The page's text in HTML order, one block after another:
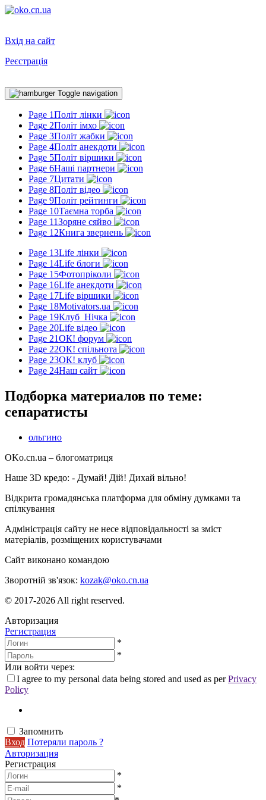
Вхід на сайт
Реєстрація
Toggle navigation
Page 1Політ лінки
Page 2Політ імхо
Page 3Політ жабки
Page 4Політ анекдоти
Page 5Політ віршики
Page 6Наші партнери
Page 7Цитати
Page 8Політ відео
Page 9Політ рейтинги
Page 10Таємна торба
Page 11Зоряне сяйво
Page 12Книга звернень
Page 13Life лінки
Page 14Life блоги
Page 15Фотопріколи
Page 16Life анекдоти
Page 17Life віршики
Page 18Motivators.ua
Page 19Клуб_Нічка
Page 20Life відео
Page 21ОК! форум
Page 22ОК! спільнота
Page 23ОК! клуб
Page 24Наш сайт
Подборка материалов по теме:
сепаратисты
ольгино
OKo.cn.ua – блогоматриця
Наше 3D кредо: - Думай! Дій! Дихай вільно!
Відкрита громадянська платформа для обміну думками та
спілкування
Адміністрація сайту не несе відповідальності за зміст
матеріалів, розміщених користувачами
Сайт виконано командою
Зворотній зв'язок: kozak@oko.cn.ua
© 2017-2026 All right reserved.
Авторизация
Регистрация
*
*
Или войти через:
I agree to my personal data being stored and used as perPrivacy
Policy
Запомнить
Вход Потеряли пароль ?
Авторизация
Регистрация
*
*